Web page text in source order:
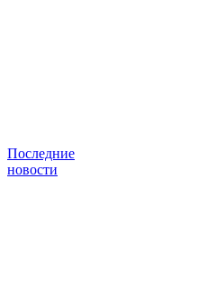
Последние
новости